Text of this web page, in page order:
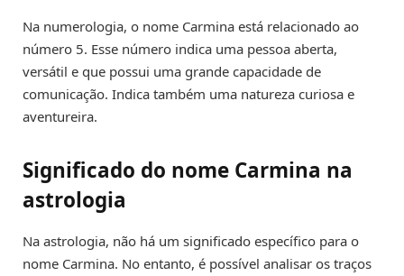
Na numerologia, o nome Carmina está relacionado ao
número 5. Esse número indica uma pessoa aberta,
versátil e que possui uma grande capacidade de
comunicação. Indica também uma natureza curiosa e
aventureira.
Significado do nome Carmina na
astrologia
Na astrologia, não há um significado específico para o
nome Carmina. No entanto, é possível analisar os traços